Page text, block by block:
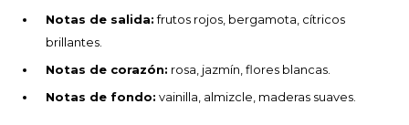
Notas de salida:frutos rojos, bergamota, cítricos
brillantes.
Notas de corazón: rosa, jazmín, flores blancas.
Notas de fondo: vainilla, almizcle, maderas suaves.